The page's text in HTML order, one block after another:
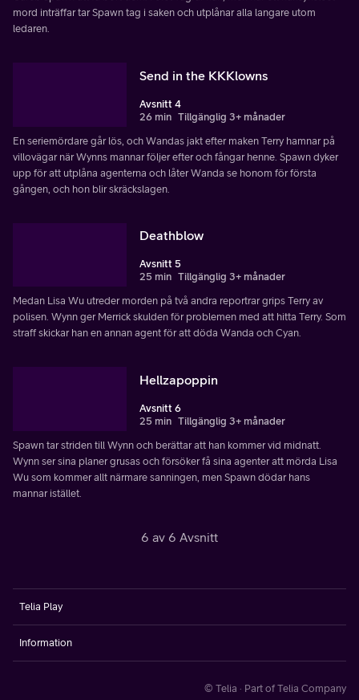
mord inträffar tar Spawn tag i saken och utplånar alla langare utom
ledaren.
Send in the KKKlowns
Avsnitt 4
26 min Tillgänglig 3+ månader
En seriemördare går lös, och Wandas jakt efter maken Terry hamnar på
villovägar när Wynns mannar följer efter och fångar henne. Spawn dyker
upp för att utplåna agenterna och låter Wanda se honom för första
gången, och hon blir skräckslagen.
Deathblow
Avsnitt 5
25 min Tillgänglig 3+ månader
Medan Lisa Wu utreder morden på två andra reportrar grips Terry av
polisen. Wynn ger Merrick skulden för problemen med att hitta Terry. Som
straff skickar han en annan agent för att döda Wanda och Cyan.
Hellzapoppin
Avsnitt 6
25 min Tillgänglig 3+ månader
Spawn tar striden till Wynn och berättar att han kommer vid midnatt.
Wynn ser sina planer grusas och försöker få sina agenter att mörda Lisa
Wu som kommer allt närmare sanningen, men Spawn dödar hans
mannar istället.
6 av 6 Avsnitt
Telia Play
Information
© Telia · Part of Telia Company